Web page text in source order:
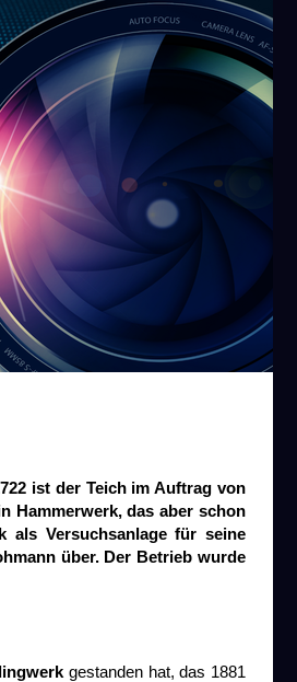
ist der Teich im Auftrag von
Hammerwerk, das aber schon
als Versuchsanlage für seine
über. Der Betrieb wurde
gestanden hat, das 1881